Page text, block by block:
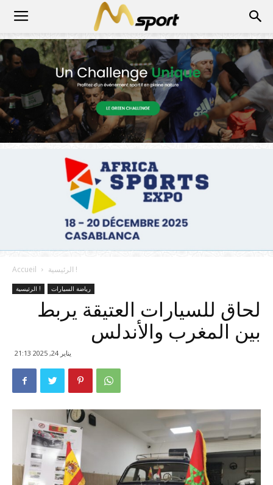
Accueil الرئيسية !
الرئيسية ! رياضة السيارات
لحاق للسيارات العتيقة يربط
بين المغرب والأندلس
يناير 24, 2025 21:13